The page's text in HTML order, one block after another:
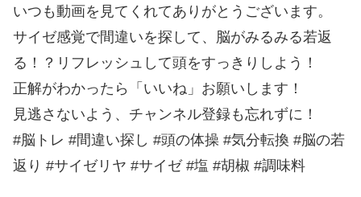
いつも動画を見てくれてありがとうございます。
サイゼ感覚で間違いを探して、脳がみるみる若返
る！？リフレッシュして頭をすっきりしよう！
正解がわかったら「いいね」お願いします！
見逃さないよう、チャンネル登録も忘れずに！
#脳トレ #間違い探し #頭の体操 #気分転換 #脳の若
返り #サイゼリヤ #サイゼ #塩 #胡椒 #調味料